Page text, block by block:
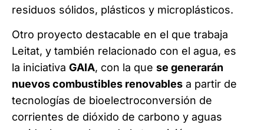
residuos sólidos, plásticos y microplásticos.
Otro proyecto destacable en el que trabaja
Leitat, y también relacionado con el agua, es
la iniciativa GAIA, con la que se generarán
nuevos combustibles renovables a partir de
tecnologías de bioelectroconversión de
corrientes de dióxido de carbono y aguas